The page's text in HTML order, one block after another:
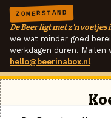
ZOMERSTAND
De Beer ligt met z'n voetjes
we wat minder goed
werkdagen duren.
hello@beerinabox.nl